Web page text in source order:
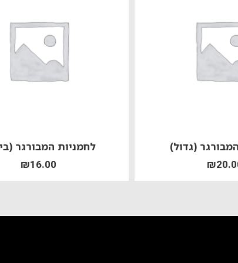
(גדול)
₪
לחמניות המבורגר
₪16.00